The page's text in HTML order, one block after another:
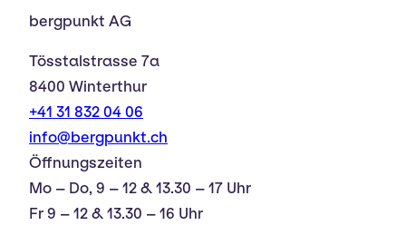
bergpunkt AG
Tösstalstrasse 7a
8400 Winterthur
+41 31 832 04 06
info@bergpunkt.ch
Öffnungszeiten
Mo – Do, 9 – 12 & 13.30 – 17 Uhr
Fr 9 – 12 & 13.30 – 16 Uhr